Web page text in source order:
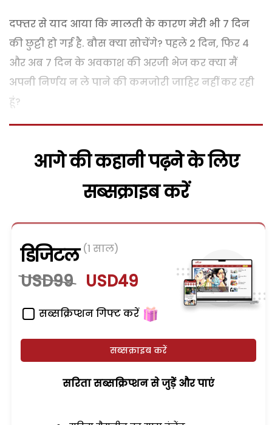
दफ्तर से याद आया कि मालती के कारण मेरी भी 7 दिन
की छुट्टी हो गई है. बौस क्या सोचेंगे? पहले 2 दिन, फिर 4
और अब 7 दिन के अवकाश की अरजी भेज कर क्या मैं
अपनी निर्णय न ले पाने की कमजोरी जाहिर नहीं कर रही
हूं?
आगे की कहानी पढ़ने के लिए
सब्सक्राइब करें
डिजिटल (1 साल)
USD99 USD49
सब्सक्रिप्शन गिफ्ट करें
सब्सक्राइब करें
सरिता सब्सक्रिप्शन से जुड़ेें और पाएं